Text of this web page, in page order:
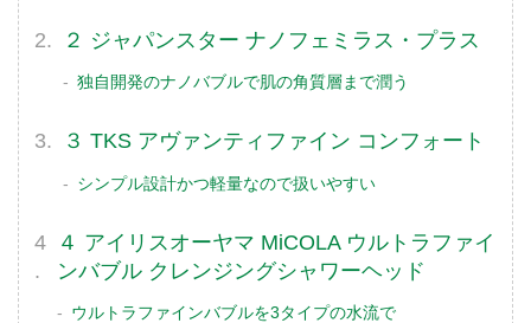
２ ジャパンスター ナノフェミラス・プラス
独自開発のナノバブルで肌の角質層まで潤う
３ TKS アヴァンティファイン コンフォート
シンプル設計かつ軽量なので扱いやすい
４ アイリスオーヤマ MiCOLA ウルトラファイ
ンバブル クレンジングシャワーヘッド
ウルトラファインバブルを3タイプの水流で